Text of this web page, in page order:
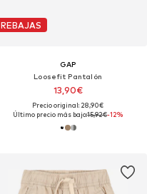
REBAJAS
GAP
Loosefit Pantalón
13,90€
Precio original: 28,90€
Último precio más bajo:15,92€-12%